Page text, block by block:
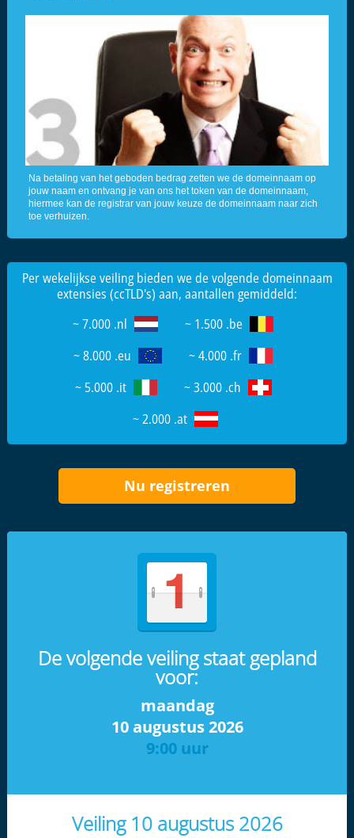
Na betaling van het geboden bedrag zetten we de domeinnaam op
jouw naam en ontvang je van ons het token van de domeinnaam,
hiermee kan de registrar van jouw keuze de domeinnaam naar zich
toe verhuizen.
Per wekelijkse veiling bieden we de volgende domeinnaam
extensies (ccTLD's) aan, aantallen gemiddeld:
~ 7.000 .nl
~ 1.500 .be
~ 8.000 .eu
~ 4.000 .fr
~ 5.000 .it
~ 3.000 .ch
~ 2.000 .at
Nu registreren
De volgende veiling staat gepland
voor:
maandag
10 augustus 2026
9:00 uur
Veiling 10 augustus 2026